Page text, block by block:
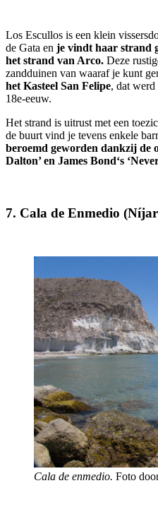
Los Escullos is een klein
de Gata en je vindt haar strand
het strand van Arco. Deze
zandduinen van waaraf je kunt
het Kasteel San Felipe, dat
18e-eeuw.
Het strand is uitrust met een
de buurt vind je tevens enkele
beroemd geworden dankzij de
Dalton’ en James Bond‘s
7. Cala de Enmedio
Cala de enmedio. Foto